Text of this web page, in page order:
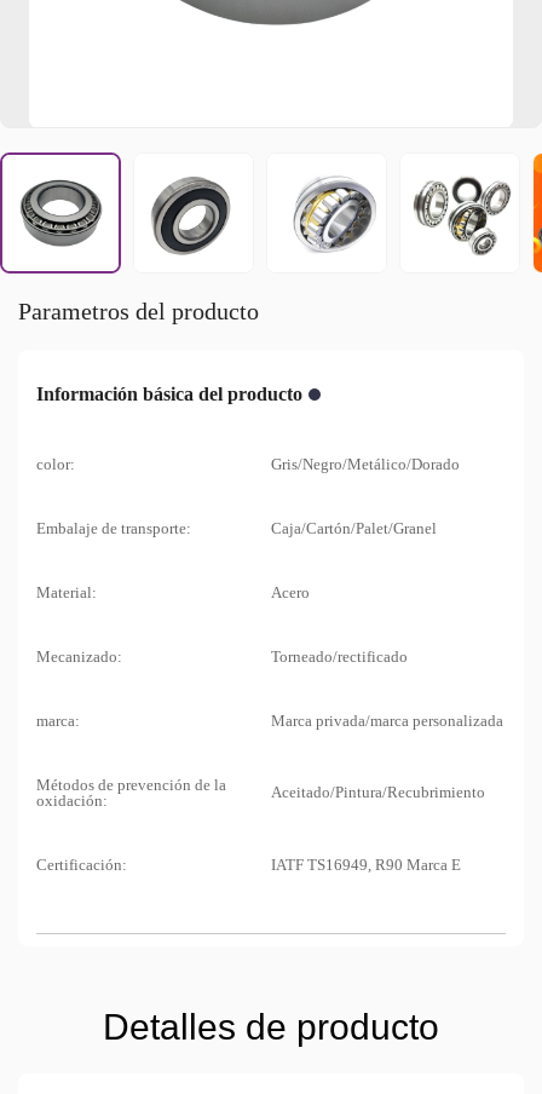
Parametros del producto
Información básica del producto
color: Gris/Negro/Metálico/Dorado
Embalaje de transporte: Caja/Cartón/Palet/Granel
Material: Acero
Mecanizado: Torneado/rectificado
marca: Marca privada/marca personalizada
Métodos de prevención de la
oxidación:
Aceitado/Pintura/Recubrimiento
Certificación: IATF TS16949, R90 Marca E
Detalles de producto